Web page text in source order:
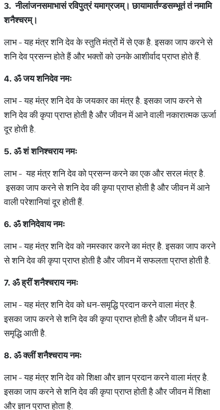
3.नीलांजनसमाभासंरविपुत्रंयमाग्रजम्। छायामार्तण्डसम्भूतंतंनमामि
शनैश्चरम्।
लाभ - यह मंत्र शनि देव के स्तुति मंत्रों में से एक है. इसका जाप करने से
शनि देव प्रसन्न होते हैं और भक्तों को उनके आशीर्वाद प्राप्त होते हैं.
4. ॐजयशनिदेवनमः
लाभ - यह मंत्र शनि देव के जयकार का मंत्र है. इसका जाप करने से
शनि देव की कृपा प्राप्त होती है और जीवन में आने वाली नकारात्मक ऊर्जा
दूर होती है.
5. ॐशंशनिश्चरायनमः
लाभ - यह मंत्र शनि देव को प्रसन्न करने का एक और सरल मंत्र है.
इसका जाप करने से शनि देव की कृपा प्राप्त होती है और जीवन में आने
वाली परेशानियां दूर होती हैं.
6. ॐशनिदेवायनमः
लाभ - यह मंत्र शनि देव को नमस्कार करने का मंत्र है. इसका जाप करने
से शनि देव की कृपा प्राप्त होती है और जीवन में सफलता प्राप्त होती है.
7. ॐह्रींशनैश्चरायनमः
लाभ - यह मंत्र शनि देव को धन-समृद्धि प्रदान करने वाला मंत्र है.
इसका जाप करने से शनि देव की कृपा प्राप्त होती है और जीवन में धन-
समृद्धि आती है.
8. ॐक्लींशनैश्चरायनमः
लाभ - यह मंत्र शनि देव को शिक्षा और ज्ञान प्रदान करने वाला मंत्र है.
इसका जाप करने से शनि देव की कृपा प्राप्त होती है और जीवन में शिक्षा
और ज्ञान प्राप्त होता है.